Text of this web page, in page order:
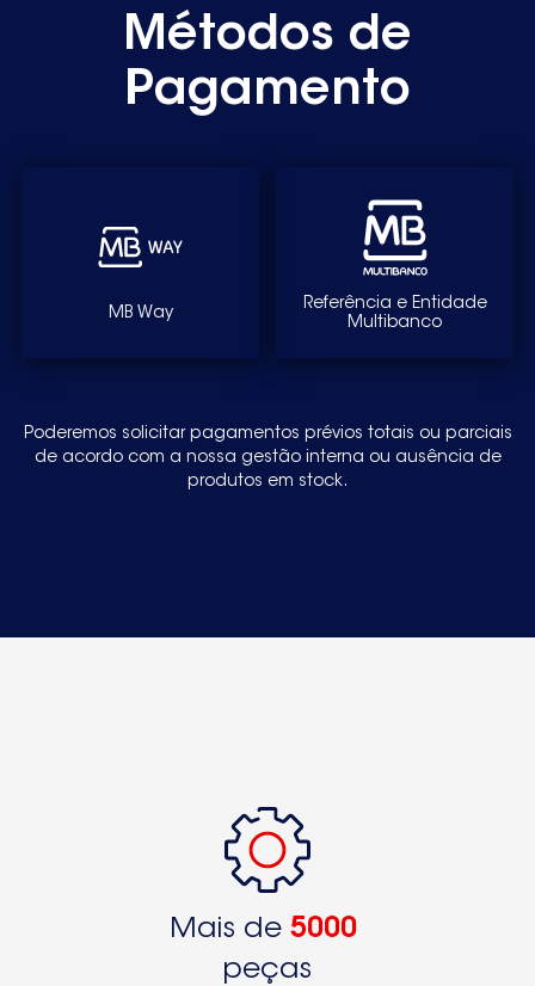
Métodos de
Pagamento
MB Way
Referência e Entidade
Multibanco
Poderemos solicitar pagamentos prévios totais ou parciais
de acordo com a nossa gestão interna ou ausência de
produtos em stock.
Mais de 5000
peças